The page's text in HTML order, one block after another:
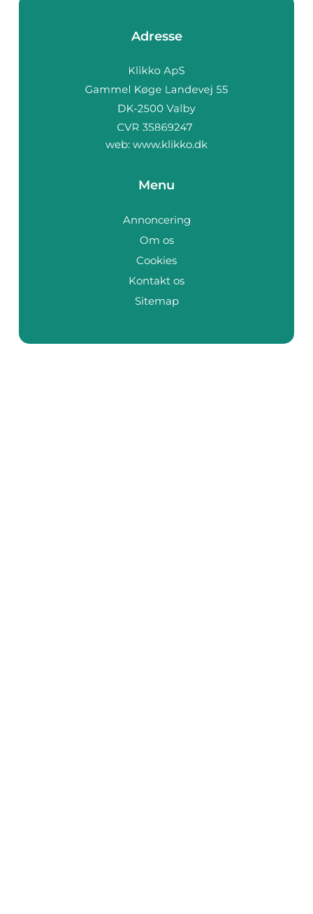
Adresse
web: www.klikko.dk
Menu
Annoncering
Om os
Cookies
Kontakt os
Sitemap